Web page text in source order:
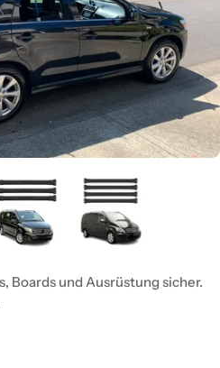
Boards und Ausrüstung sicher.